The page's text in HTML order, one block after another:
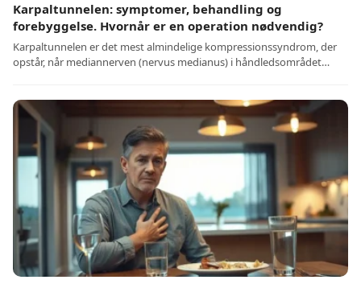
Karpaltunnelen: symptomer, behandling og
forebyggelse. Hvornår er en operation nødvendig?
Karpaltunnelen er det mest almindelige kompressionssyndrom, der
opstår, når mediannerven (nervus medianus) i håndledsområdet…